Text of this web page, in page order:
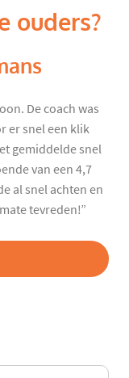
ouders?
De coach was
er snel een klik
gemiddelde snel
van een 4,7
al snel achten en
tevreden!”